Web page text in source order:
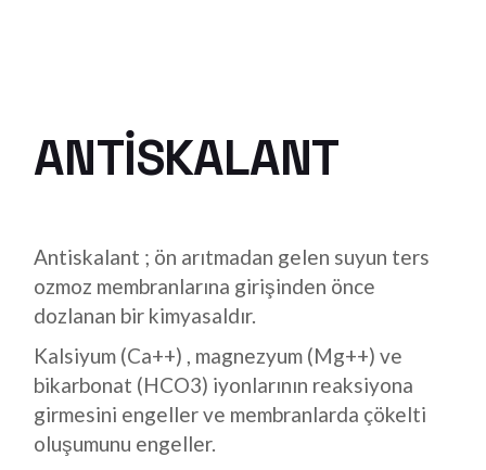
ANTISKALANT
Antiskalant ; ön arıtmadan gelen suyun ters
ozmoz membranlarına girişinden önce
dozlanan bir kimyasaldır.
Kalsiyum (Ca++) , magnezyum (Mg++) ve
bikarbonat (HCO3) iyonlarının reaksiyona
girmesini engeller ve membranlarda çökelti
oluşumunu engeller.